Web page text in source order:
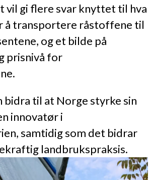
vil gi flere svar knyttet til hva
å transportere råstoffene til
og et bilde på
prisnivå for
bidra til at Norge styrke sin
innovatør i
samtidig som det bidrar
landbrukspraksis.